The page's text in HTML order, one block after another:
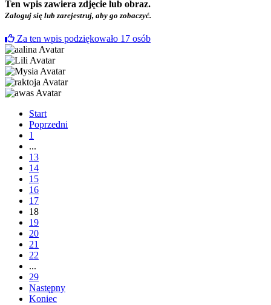
Ten wpis zawiera zdjęcie lub obraz.
Zaloguj się lub zarejestruj, aby go zobaczyć.
Za ten wpis podziękowało 17 osób
Start
Poprzedni
1
...
13
14
15
16
17
18
19
20
21
22
...
29
Następny
Koniec